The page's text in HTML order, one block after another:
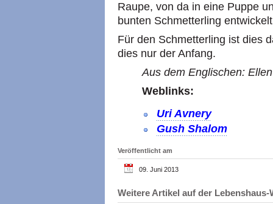
Raupe, von da in eine Puppe
bunten Schmetterling
Für den Schmetterling ist dies
dies nur der Anfang.
Aus dem Englischen:
Weblinks:
Uri Avnery
Gush Shalom
Veröffentlicht am
09. Juni 2013
Weitere Artikel auf der